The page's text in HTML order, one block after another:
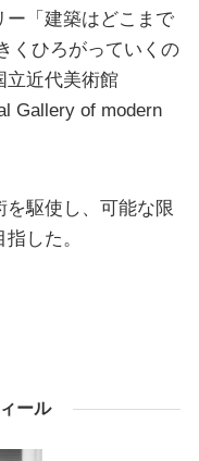
ー「建築はどこまで
くひろがっていくの
立近代美術館
Gallery of modern
駆使し、可能な限
した。
ール